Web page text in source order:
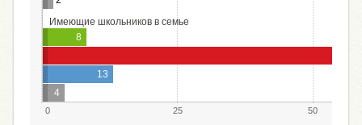
Имеющие школьников в семье
8
13
4
0 25 50